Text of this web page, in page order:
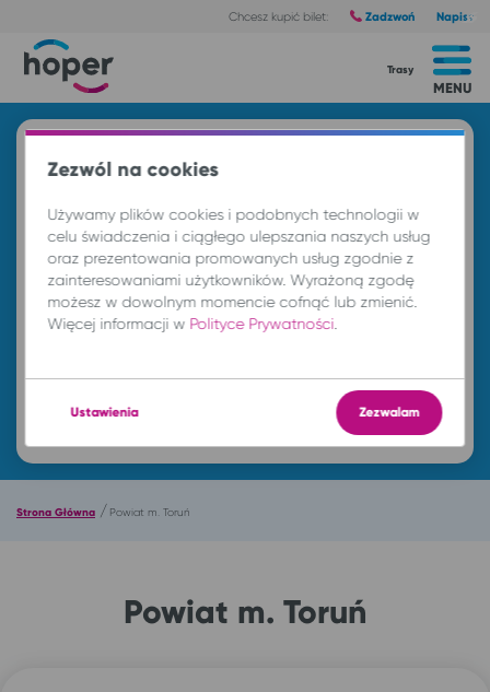
Chcesz kupić bilet: Zadzwoń Napisz
MENU
Trasy
DO
Znajdź przejazd
Strona Główna /Powiat m. Toruń
Powiat m. Toruń
Zezwól na cookies
Używamy plików cookies i podobnych technologii w
celu świadczenia i ciągłego ulepszania naszych usług
oraz prezentowania promowanych usług zgodnie z
zainteresowaniami użytkowników. Wyrażoną zgodę
możesz w dowolnym momencie cofnąć lub zmienić.
Więcej informacji w Polityce Prywatności
Ustawienia Zezwalam